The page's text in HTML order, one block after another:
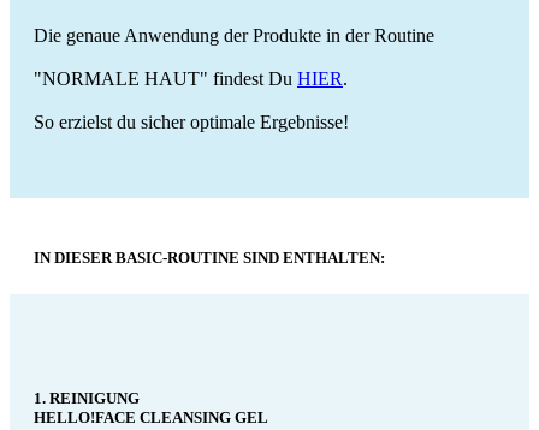
Die genaue Anwendung der Produkte in der Routine
"NORMALE HAUT" findest Du HIER.
So erzielst du sicher optimale Ergebnisse!
IN DIESER BASIC-ROUTINE SIND ENTHALTEN:
1. REINIGUNG
HELLO!FACE CLEANSING GEL